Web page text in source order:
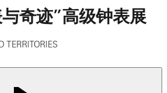
奇迹”高级钟表展
TERRITORIES